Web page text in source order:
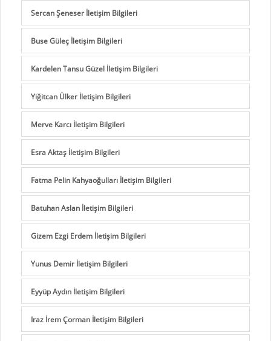
Sercan Şeneser İletişim Bilgileri
Buse Güleç İletişim Bilgileri
Kardelen Tansu Güzel İletişim Bilgileri
Yiğitcan Ülker İletişim Bilgileri
Merve Karcı İletişim Bilgileri
Esra Aktaş İletişim Bilgileri
Fatma Pelin Kahyaoğulları İletişim Bilgileri
Batuhan Aslan İletişim Bilgileri
Gizem Ezgi Erdem İletişim Bilgileri
Yunus Demir İletişim Bilgileri
Eyyüp Aydın İletişim Bilgileri
Iraz İrem Çorman İletişim Bilgileri